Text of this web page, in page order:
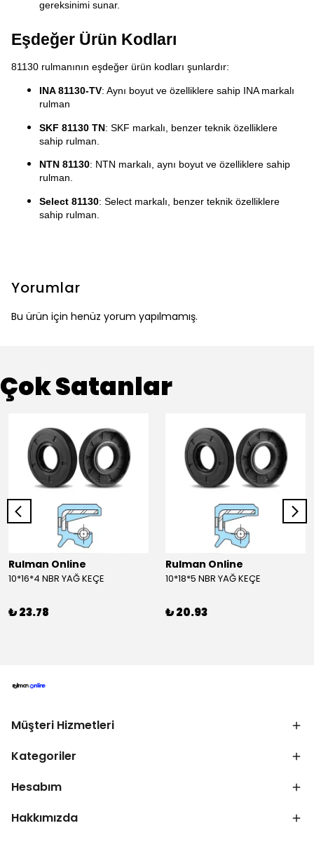
gereksinimi sunar.
Eşdeğer Ürün Kodları
81130 rulmanının eşdeğer ürün kodları şunlardır:
INA 81130-TV: Aynı boyut ve özelliklere sahip INA markalı
rulman
SKF 81130 TN: SKF markalı, benzer teknik özelliklere
sahip rulman.
NTN 81130: NTN markalı, aynı boyut ve özelliklere sahip
rulman.
Select 81130: Select markalı, benzer teknik özelliklere
sahip rulman.
Yorumlar
Bu ürün için henüz yorum yapılmamış.
Çok Satanlar
Rulman Online
10*16*4 NBR YAĞ KEÇE
₺ 23.78
Rulman Online
10*18*5 NBR YAĞ KEÇE
₺ 20.93
Müşteri Hizmetleri
Kategoriler
Hesabım
Hakkımızda